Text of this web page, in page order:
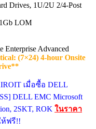
Drives, 1U/2U 2/4-Post
LOM
Enterprise Advanced
(7×24) 4-hour Onsite
เมื่อซื้อ DELL
DELL EMC Microsoft
2SKT, ROK ในราคา
ฟรี!!